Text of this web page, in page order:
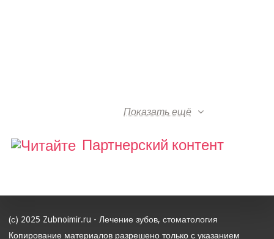
Показать ещё
Партнерский контент
(с) 2025 Zubnoimir.ru - Лечение зубов, стоматология
Копирование материалов разрешено только с указанием